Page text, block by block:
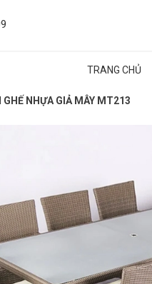
TRANG CHỦ
GHẾ NHỰA GIẢ MÂY MT213